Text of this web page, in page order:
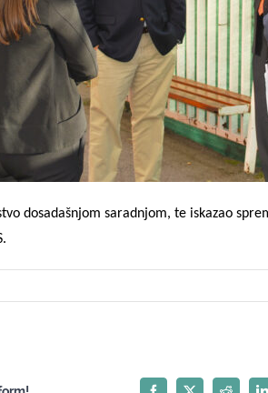
dosadašnjom saradnjom, te iskazao